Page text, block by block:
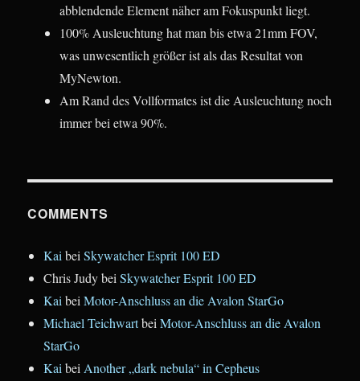
abblendende Element näher am Fokuspunkt liegt.
100% Ausleuchtung hat man bis etwa 21mm FOV,
was unwesentlich größer ist als das Resultat von
MyNewton.
Am Rand des Vollformates ist die Ausleuchtung noch
immer bei etwa 90%.
COMMENTS
Kai beiSkywatcher Esprit 100 ED
Chris JudybeiSkywatcher Esprit 100 ED
Kai beiMotor-Anschluss an die Avalon StarGo
Michael TeichwartbeiMotor-Anschluss an die Avalon
StarGo
Kai bei Another „dark nebula“ in Cepheus